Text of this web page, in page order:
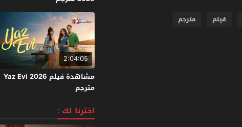
فيلم
مترجم
2:04:05
مشاهدة فيلم Yaz Evi 2026
مترجم
اخترنا لك :